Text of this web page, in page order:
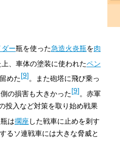
ー瓶を使った急造火炎瓶を肉
上、車体の塗装に使われたペン
めた[9]。また砲塔に飛び乗っ
の損害も大きかった[9]。赤軍
投入など対策を取り始め戦果
は擱座 した戦車に止めを刺す
るソ連戦車には大きな脅威と